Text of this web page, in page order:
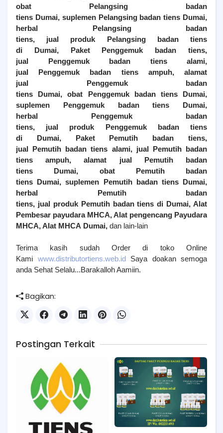
obat Pelangsing badan
tiens Dumai, suplemen Pelangsingbadan tiens Dumai,
herbal Pelangsingbadan
tiens, jual produk Pelangsingbadan tiens
di Dumai, Paket Penggemuk badan tiens,
jual Penggemukbadan tiens alami,
jual Penggemuk badan tiens ampuh, alamat
jual Penggemukbadan
tiens Dumai, obat Penggemukbadan tiens Dumai,
suplemen Penggemukbadan tiens Dumai,
herbal Penggemuk badan
tiens, jual produk Penggemukbadan tiens
di Dumai, Paket Pemutih badan tiens,
jual Pemutih badan tiens alami, jual Pemutihbadan
tiens ampuh, alamat jual Pemutihbadan
tiens Dumai, obat Pemutihbadan
tiens Dumai, suplemen Pemutihbadan tiens Dumai,
herbal Pemutihbadan
tiens, jual produk Pemutihbadan tiens di Dumai, Alat
Pembesar payudara MHCA, Alat pengencang Payudara
MHCA, Alat MHCA Dumai, dan lain-lain
Terima kasih sudah Order di toko Online
Kami www.distributortiens.web.idSaya doakan semoga
anda Sehat Selalu...Barakalloh Aamiin.
Bagikan:
Postingan Terkait